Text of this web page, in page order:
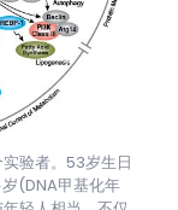
验者。53岁生日
(DNA甲基化年